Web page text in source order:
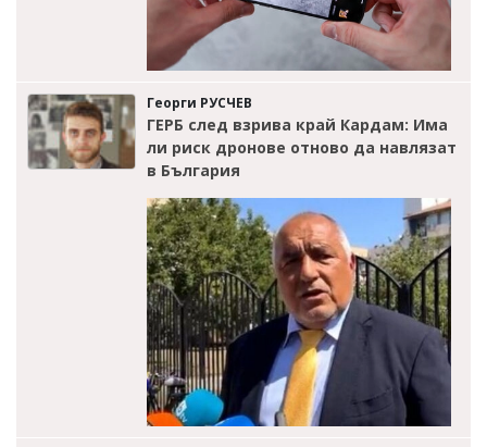
Георги РУСЧЕВ
ГЕРБ след взрива край Кардам: Има
ли риск дронове отново да навлязат
в България